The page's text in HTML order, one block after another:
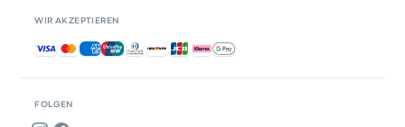
FOLGEN
WIR AKZEPTIEREN
Akzeptierte Zahlungsmethoden